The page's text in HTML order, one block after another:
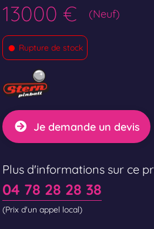
13000 € (Neuf)
• Rupture de stock
Je demande un devis
Plus d'informations sur ce
04 78 28 28 38
(Prix d'un appel local)